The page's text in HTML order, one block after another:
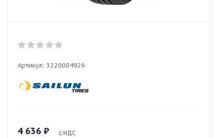
Артикул: 3220004926
4 636 ₽ с НДС